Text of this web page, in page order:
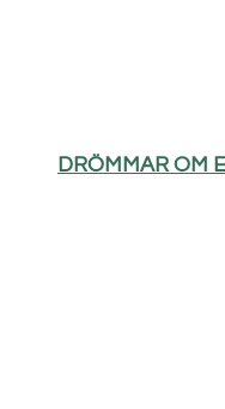
DRÖMMAR OM